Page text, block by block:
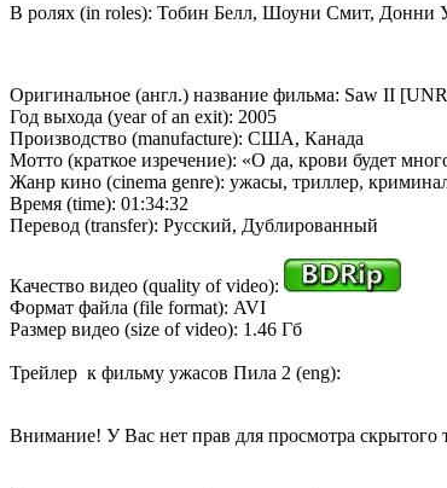
В ролях (in roles): Тобин Белл, Шоуни Смит, Донни
Оригинальное (англ.) название фильма: Saw II
Год выхода (year of an exit): 2005
Производство (manufacture): США, Канада
Мотто (краткое изречение): «О да, крови будет
Жанр кино (cinema genre): ужасы, триллер,
Время (time): 01:34:32
Перевод (transfer): Русский, Дублированный
Качество видео (quality of video):
Формат файла (file format): AVI
Размер видео (size of video): 1.46 Гб
Трейлер к фильму ужасов Пила 2 (eng):
Внимание! У Вас нет прав для просмотра скрытого